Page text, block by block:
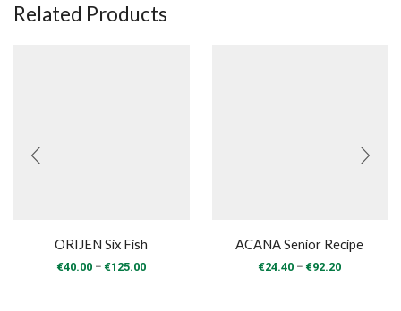
Related Products
ORIJEN Six Fish
€40.00 – €125.00Price
ACANA Senior Recipe
€24.40 – €92.20Price